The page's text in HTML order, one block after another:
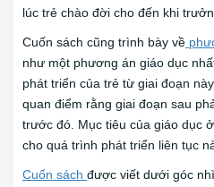
lúc trẻ chào đời cho đến khi
Cuốn sách cũng trình bày về
như một phương án giáo dục
phát triển của trẻ từ giai đoạn
quan điểm rằng giai đoạn sau
trước đó. Mục tiêu của giáo dục
cho quá trình phát triển liên tục
Cuốn sách được viết dưới góc